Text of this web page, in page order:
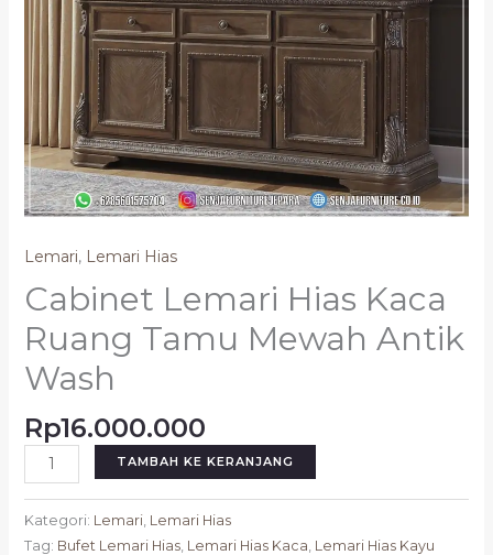
Lemari, Lemari Hias
Cabinet Lemari Hias Kaca
Ruang Tamu Mewah Antik
Wash
Rp16.000.000
TAMBAH KE KERANJANG
Kategori: Lemari, Lemari Hias
Tag: Bufet Lemari Hias, Lemari Hias Kaca Lemari Hias Kayu